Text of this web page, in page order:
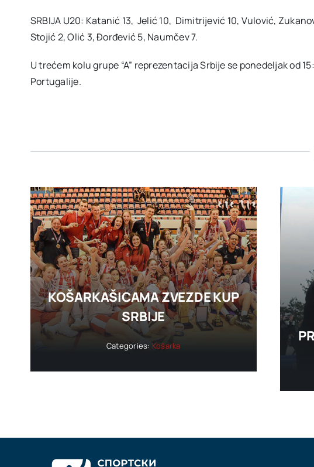
SRBIJA U20: Katanić 13, Jelić 10, Dimitrijević 10, Vulović,
Stojić 2, Olić 3, Đorđević 5, Naumčev 7.
U trećem kolu grupe “A” reprezentacija Srbije se ponedeljak od
Portugalije.
KOŠARKAŠICAMA ZVEZDE KUP
SRBIJE
Categories: Košarka